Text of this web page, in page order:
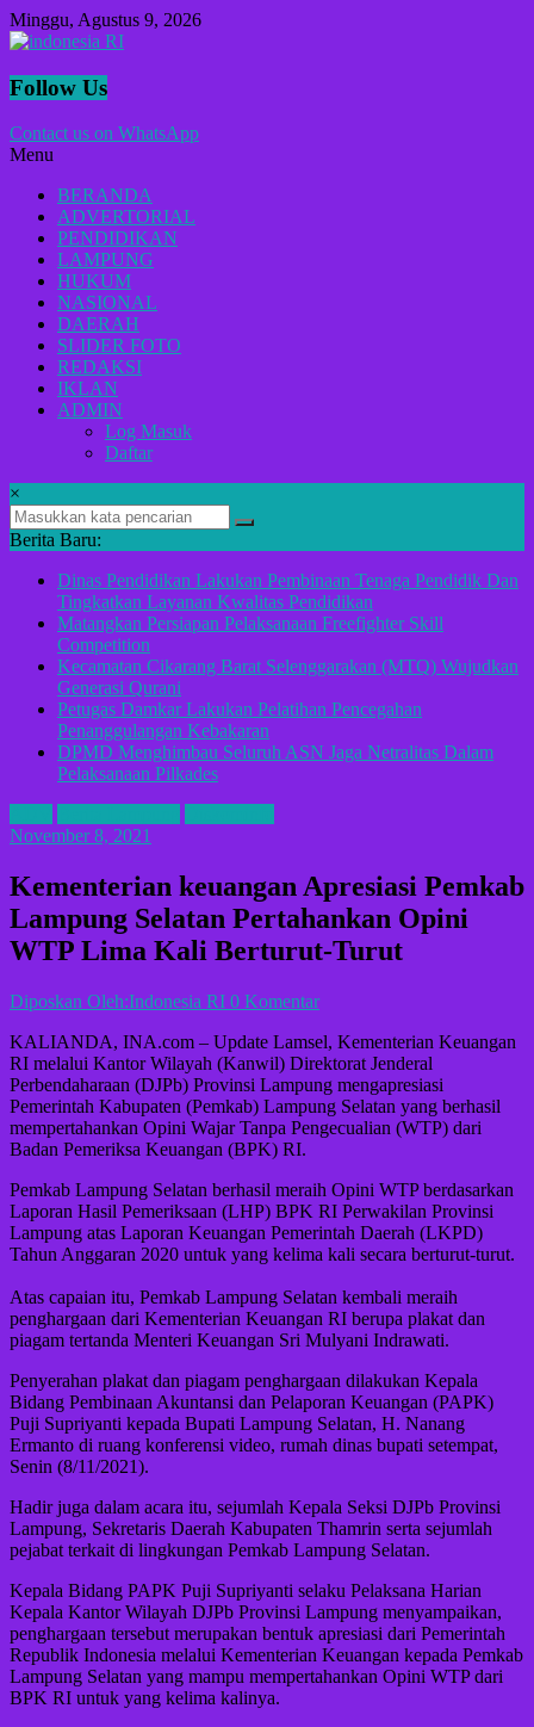
Lompat
ke
Minggu, Agustus 9, 2026
indonesia
Lugas
Menyikap
Berita,Terpercaya
Dan
Tegas
Follow Us
Contact us on WhatsApp
Menu
BERANDA
ADVERTORIAL
PENDIDIKAN
LAMPUNG
HUKUM
NASIONAL
DAERAH
SLIDER FOTO
REDAKSI
IKLAN
ADMIN
Log Masuk
Daftar
×
Berita Baru:
Dinas Pendidikan Lakukan Pembinaan Tenaga Pendidik Dan
Tingkatkan Layanan Kwalitas Pendidikan
Matangkan Persiapan Pelaksanaan Freefighter Skill
Competition
Kecamatan Cikarang Barat Selenggarakan (MTQ) Wujudkan
Generasi Qurani
Petugas Damkar Lakukan Pelatihan Pencegahan
Penanggulangan Kebakaran
DPMD Menghimbau Seluruh ASN Jaga Netralitas Dalam
Pelaksanaan Pilkades
November 8, 2021
Kementerian keuangan Apresiasi Pemkab
Lampung Selatan Pertahankan Opini
WTP Lima Kali Berturut-Turut
Diposkan Oleh:Indonesia RI 0 Komentar
KALIANDA, INA.com – Update Lamsel, Kementerian Keuangan
RI melalui Kantor Wilayah (Kanwil) Direktorat Jenderal
Perbendaharaan (DJPb) Provinsi Lampung mengapresiasi
Pemerintah Kabupaten (Pemkab) Lampung Selatan yang berhasil
mempertahankan Opini Wajar Tanpa Pengecualian (WTP) dari
Badan Pemeriksa Keuangan (BPK) RI.
Pemkab Lampung Selatan berhasil meraih Opini WTP berdasarkan
Laporan Hasil Pemeriksaan (LHP) BPK RI Perwakilan Provinsi
Lampung atas Laporan Keuangan Pemerintah Daerah (LKPD)
Tahun Anggaran 2020 untuk yang kelima kali secara berturut-turut.
Atas capaian itu, Pemkab Lampung Selatan kembali meraih
penghargaan dari Kementerian Keuangan RI berupa plakat dan
piagam tertanda Menteri Keuangan Sri Mulyani Indrawati.
Penyerahan plakat dan piagam penghargaan dilakukan Kepala
Bidang Pembinaan Akuntansi dan Pelaporan Keuangan (PAPK)
Puji Supriyanti kepada Bupati Lampung Selatan, H. Nanang
Ermanto di ruang konferensi video, rumah dinas bupati setempat,
Senin (8/11/2021).
Hadir juga dalam acara itu, sejumlah Kepala Seksi DJPb Provinsi
Lampung, Sekretaris Daerah Kabupaten Thamrin serta sejumlah
pejabat terkait di lingkungan Pemkab Lampung Selatan.
Kepala Bidang PAPK Puji Supriyanti selaku Pelaksana Harian
Kepala Kantor Wilayah DJPb Provinsi Lampung menyampaikan,
penghargaan tersebut merupakan bentuk apresiasi dari Pemerintah
Republik Indonesia melalui Kementerian Keuangan kepada Pemkab
Lampung Selatan yang mampu mempertahankan Opini WTP dari
BPK RI untuk yang kelima kalinya.